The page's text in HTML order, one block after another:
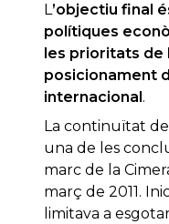
L’objectiu final
polítiques
les prioritats de
posicionament
internacional.
La continuïtat de
una de les
marc de la
març de 2011.
limitava a